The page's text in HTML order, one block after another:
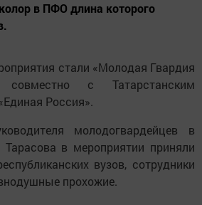
в ПФО длина которого
стали «Молодая Гвардия
с Татарстанским
Россия».
молодогвардейцев в
в мероприятии приняли
вузов, сотрудники
прохожие.